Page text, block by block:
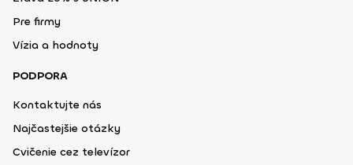
Pre firmy
Vízia a hodnoty
PODPORA
Kontaktujte nás
Najčastejšie otázky
Cvičenie cez televízor